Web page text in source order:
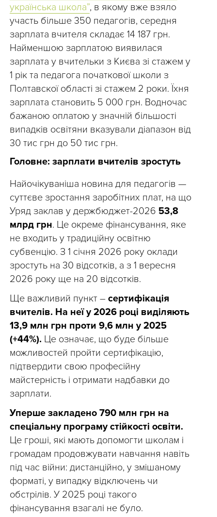
українська школа”, в якому вже взяло
участь більше 350 педагогів, середня
зарплата вчителя складає 14 187 грн.
Найменшою зарплатою виявилася
зарплата у вчительки з Києва зі стажем у
1 рік та педагога початкової школи з
Полтавскої області зі стажем 2 роки. Їхня
зарплата становить 5 000 грн. Водночас
бажаною оплатою у значній більшості
випадків освітяни вказували діапазон від
30 тис грн до 50 тис грн.
Головне: зарплати вчителів зростуть
Найочікуваніша новина для педагогів —
суттєве зростання заробітних плат, на що
Уряд заклав у держбюджет-2026 53,8
млрд грн. Це окреме фінансування, яке
не входить у традиційну освітню
субвенцію. З 1 січня 2026 року оклади
зростуть на 30 відсотків, а з 1 вересня
2026 року ще на 20 відсотків.
Ще важливий пункт – сертифікація
вчителів. На неї у 2026 році виділяють
13,9 млн грн проти 9,6 млн у 2025
(+44%). Це означає, що буде більше
можливостей пройти сертифікацію,
підтвердити свою професійну
майстерність і отримати надбавки до
зарплати.
​​Уперше закладено 790 млн грн на
спеціальну програму стійкості освіти.
Це гроші, які мають допомогти школам і
громадам продовжувати навчання навіть
під час війни: дистанційно, у змішаному
форматі, у випадку відключень чи
обстрілів. У 2025 році такого
фінансування взагалі не було.